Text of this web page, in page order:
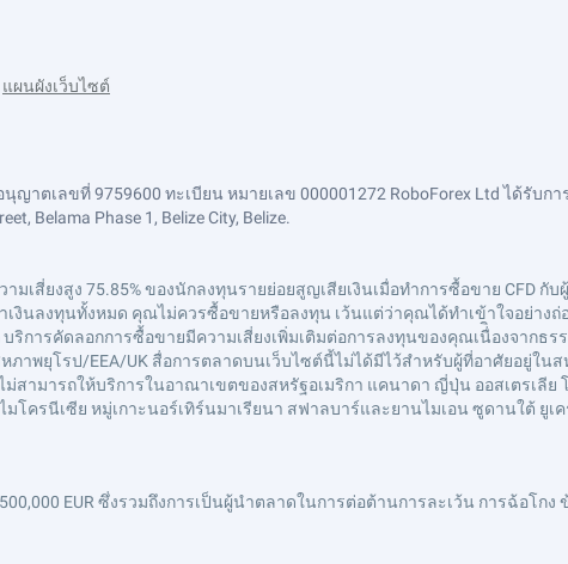
แผนผังเว็บไซต์
าตเลขที่ 9759600 ทะเบียน หมายเลข 000001272 RoboForex Ltd ได้รับกา
Belama Phase 1, Belize City, Belize.
มเสี่ยงสูง 75.85% ของนักลงทุนรายย่อยสูญเสียเงินเมื่อทำการซื้อขาย CFD
นลงทุนทั้งหมด คุณไม่ควรซื้อขายหรือลงทุน เว้นแต่ว่าคุณได้ทำเข้าใจอย่างถ่อ
ารคัดลอกการซื้อขายมีความเสี่ยงเพิ่มเติมต่อการลงทุนของคุณเนื่ิองจากธ
ภาพยุโรป/EEA/UK สื่อการตลาดบนเว็บไซต์นี้ไม่ได้มีไว้สำหรับผู้ที่อาศัยอยู่ใน
ม่สามารถให้บริการในอาณาเขตของสหรัฐอเมริกา แคนาดา ญี่ปุ่น ออสเตรเลี
โครนีเซีย หมู่เกาะนอร์เทิร์นมาเรียนา สฟาลบาร์และยานไมเอน ซูดานใต้ ยูเ
EUR ซึ่งรวมถึงการเป็นผู้นำตลาดในการต่อต้านการละเว้น การฉ้อโก